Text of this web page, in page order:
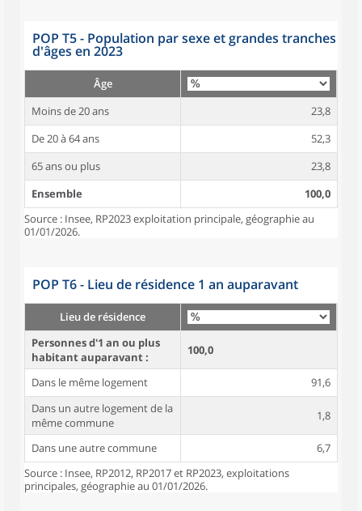
POP T5 - Population par sexe et grandes tranches
d'âges en 2023
Âge
Moins de 20 ans
23,8
De 20 à 64 ans
52,3
65 ans ou plus
23,8
Ensemble
100,0
Source : Insee, RP2023 exploitation principale, géographie au
01/01/2026.
POP T6 - Lieu de résidence 1 an auparavant
Lieu de résidence
Personnes d'1 an ou plus
habitant auparavant :
100,0
Dans le même logement
91,6
Dans un autre logement de la
même commune
1,8
Dans une autre commune
6,7
Source : Insee, RP2012, RP2017 et RP2023, exploitations
principales, géographie au 01/01/2026.